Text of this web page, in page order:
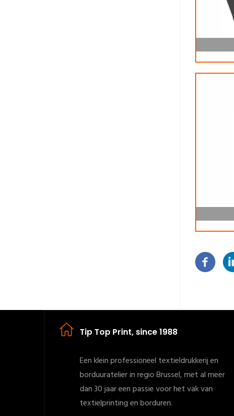
Tip Top Print, since 1988
Een klein professioneel textieldrukkerij en
borduuratelier in regio Brussel, met al meer
dan 30 jaar een passie voor het vak van
textielprinting en borduren.